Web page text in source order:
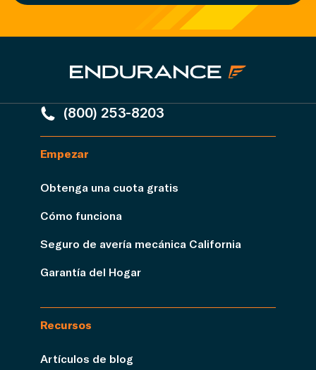
(800) 253-8203
Empezar
Obtenga una cuota gratis
Cómo funciona
Seguro de avería mecánica California
Garantía del Hogar
Recursos
Artículos de blog